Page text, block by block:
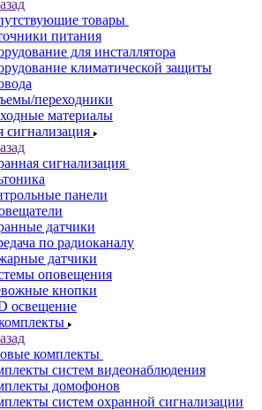
товары
питания
для инсталлятора
климатической защиты
переходники
материалы
сигнализация
сигнализация
панели
датчики
по радиоканалу
датчики
оповещения
кнопки
освещение
комплекты
систем видеонаблюдения
домофонов
систем охранной сигнализации